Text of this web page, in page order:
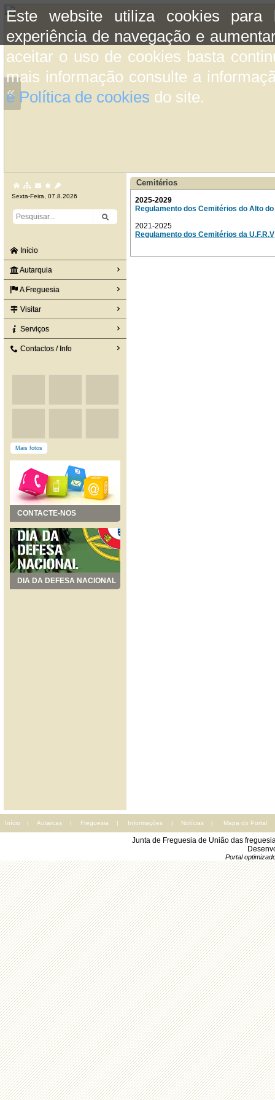
Este website utiliza cookies para
experiência de navegação e
aceitar o uso de cookies basta
mais informação consulte a
e Política de cookies do site.
«
Sexta-Feira, 07.8.2026
Início
Autarquia
A Freguesia
Visitar
Serviços
Contactos / Info
Mais fotos
CONTACTE-NOS
DIA DA DEFESA NACIONAL
Cemitérios
2025-2029
Regulamento dos Cemitérios do Alto
2021-2025
Regulamento dos Cemitérios da U.F.R.V
Início | Autarcas | Freguesia | Informações | Notícias | Mapa do Portal
Junta de Freguesia de União das
Portal